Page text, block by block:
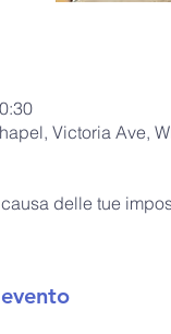
Victoria Ave,
delle tue